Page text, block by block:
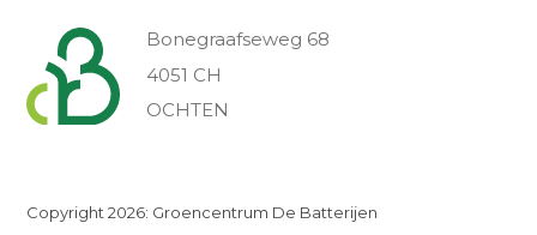
Bonegraafseweg 68
4051 CH
OCHTEN
Copyright 2026: Groencentrum De Batterijen